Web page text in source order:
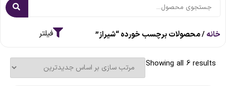
خانه/ محصولات برچسب خورده “شیراز”
Showing all 6 results